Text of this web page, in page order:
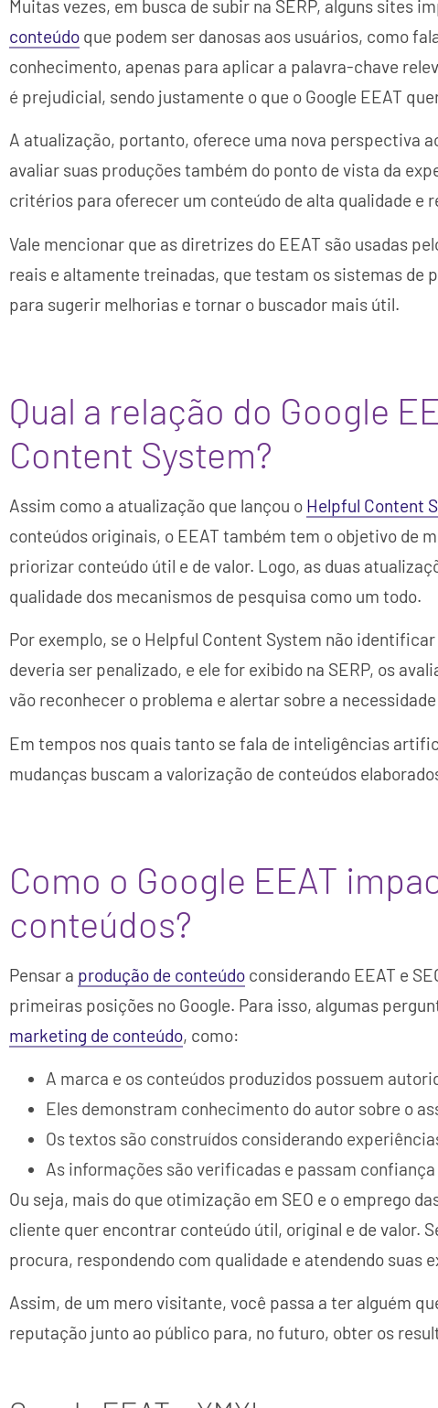
Muitas vezes, em busca de subir na SERP, alguns sites
conteúdo que podem ser danosas aos usuários, como
conhecimento, apenas para aplicar a palavra-chave
é prejudicial, sendo justamente o que o Google EEAT
A atualização, portanto, oferece uma nova perspectiva
avaliar suas produções também do ponto de vista da
critérios para oferecer um conteúdo de alta qualidade e
Vale mencionar que as diretrizes do EEAT são usadas
reais e altamente treinadas, que testam os sistemas de
para sugerir melhorias e tornar o buscador mais útil.
Qual a relação do Google
Content System?
Assim como a atualização que lançou o Helpful Content
conteúdos originais, o EEAT também tem o objetivo de
priorizar conteúdo útil e de valor. Logo, as duas
qualidade dos mecanismos de pesquisa como um todo.
Por exemplo, se o Helpful Content System não
deveria ser penalizado, e ele for exibido na SERP, os
vão reconhecer o problema e alertar sobre a
Em tempos nos quais tanto se fala de inteligências
mudanças buscam a valorização de conteúdos
Como o Google EEAT
conteúdos?
Pensar a produção de conteúdo considerando EEAT e
primeiras posições no Google. Para isso, algumas
marketing de conteúdo, como:
A marca e os conteúdos produzidos possuem
Eles demonstram conhecimento do autor sobre o
Os textos são construídos considerando
As informações são verificadas e passam confiança
Ou seja, mais do que otimização em SEO e o emprego
cliente quer encontrar conteúdo útil, original e de valor.
procura, respondendo com qualidade e atendendo suas
Assim, de um mero visitante, você passa a ter alguém
reputação junto ao público para, no futuro, obter os